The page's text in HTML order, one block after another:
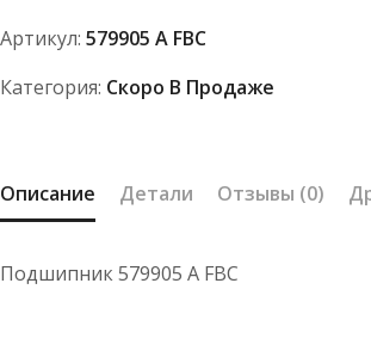
FBC
Артикул: 579905 А FBC
Категория: Скоро В Продаже
Описание Детали Отзывы (0)
Подшипник 579905 А FBC